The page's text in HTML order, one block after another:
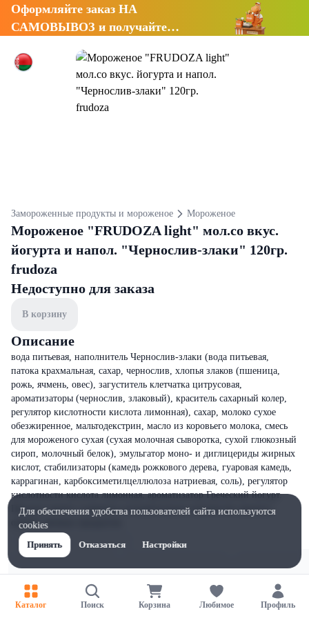
Оформляйте заказ НА
САМОВЫВОЗ и получайте
Замороженные продукты и мороженое Мороженое
Мороженое "FRUDOZA light" мол.со вкус.
йогурта и напол. "Чернослив-злаки" 120гр.
frudoza
Недоступно для заказа
В корзину
Описание
вода питьевая, наполнитель Чернослив-злаки (вода питьевая,
патока крахмальная, сахар, чернослив, хлопья злаков (пшеница,
рожь, ячмень, овес), загуститель клетчатка цитрусовая,
ароматизаторы (чернослив, злаковый), краситель сахарный колер,
регулятор кислотности кислота лимонная), сахар, молоко сухое
обезжиренное, мальтодекстрин, масло из коровьего молока, смесь
для мороженого сухая (сухая молочная сыворотка, сухой глюкозный
сироп, молочный белок), эмульгатор моно- и диглицериды жирных
кислот, стабилизаторы (камедь рожкового дерева, гуаровая камедь,
каррагинан, карбоксиметилцеллюлоза натриевая, соль), регулятор
кислотности кислота лимонная, ароматизатор Греческий йогурт.
Продукт может содержать незначительное количество арахиса,
орехов, яичных продуктов.
Каталог Поиск Корзина Любимое Профиль
Для обеспечения удобства пользователей сайта используются
cookies
Принять
Отказаться Настройки